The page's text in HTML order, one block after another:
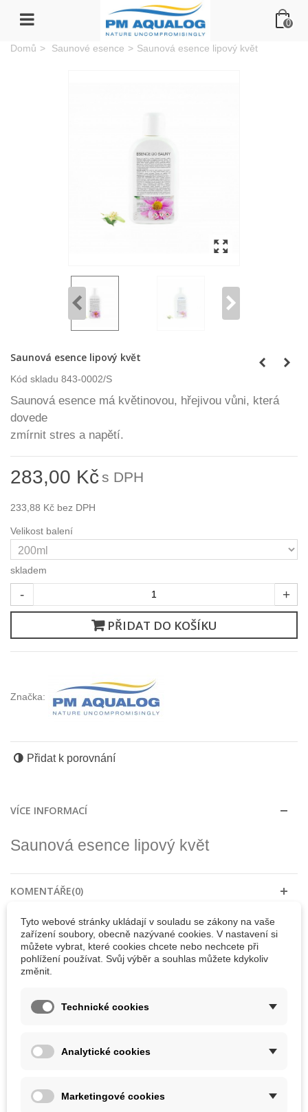
0
Domů > Saunové esence > Saunová esence lipový květ
Saunová esence lipový květ
Kód skladu 843-0002/S
Saunová esence má květinovou, hřejivou vůni, která
dovede
zmírnit stres a napětí.
283,00 Kčs DPH
233,88 Kč bez DPH
Velikost balení
skladem
- +
PŘIDAT DO KOŠÍKU
Značka:
Přidat k porovnání
VÍCE INFORMACÍ
Saunová esence lipový květ
KOMENTÁŘE(0)
30 DALŠÍCH PRODUKTŮ VE STEJNÉ KATEGORII:
Tyto webové stránky ukládají v souladu se zákony na vaše
zařízení soubory, obecně nazývané cookies. V nastavení si
můžete vybrat, které cookies chcete nebo nechcete při
pohlížení používat. Svůj výběr a souhlas můžete kdykoliv
změnit.
Technické cookies
Analytické cookies
Marketingové cookies